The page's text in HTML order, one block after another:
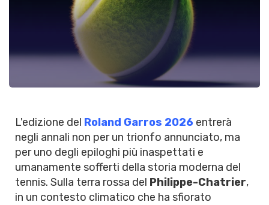
L'edizione del Roland Garros 2026 entrerà
negli annali non per un trionfo annunciato, ma
per uno degli epiloghi più inaspettati e
umanamente sofferti della storia moderna del
tennis. Sulla terra rossa del Philippe-Chatrier,
in un contesto climatico che ha sfiorato